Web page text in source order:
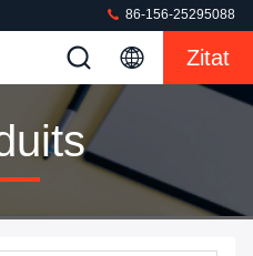
86-156-25295088
Zitat